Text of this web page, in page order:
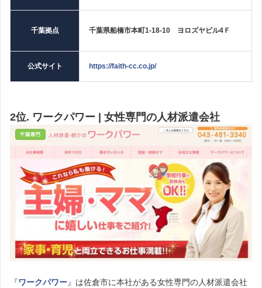
千葉拠点 千葉県船橋市本町1-18-10 ヨロズヤビル4Ｆ
公式サイト https://faith-cc.co.jp/
2位. ワークパワー | 女性専門の人材派遣会社
『ワークパワー』は佐倉市に本社がある女性専門の人材派遣会社